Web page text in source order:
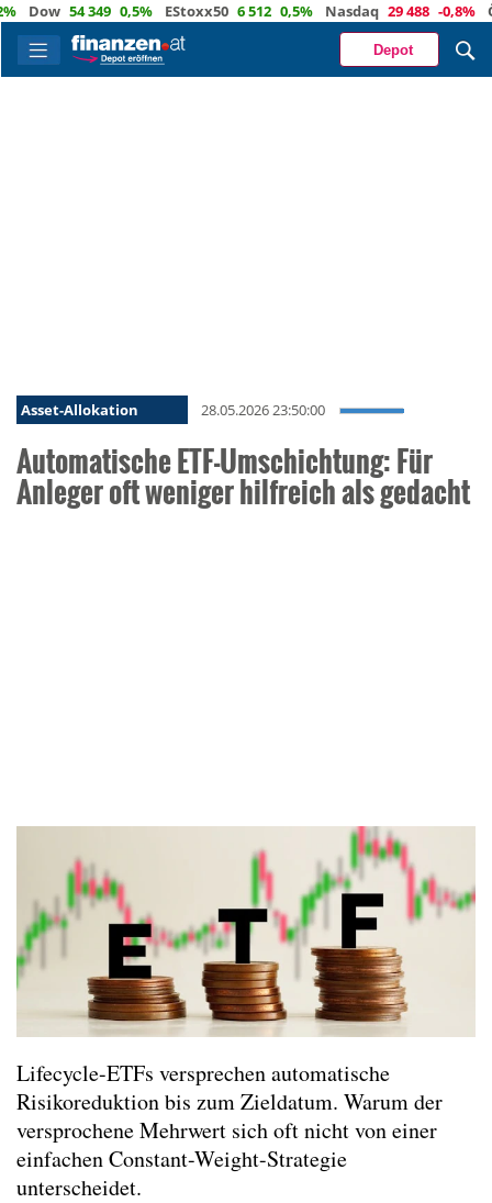
54 349 0,5% EStoxx50 6 512 0,5% Nasdaq 29 488 -0,8% Öl 80,2
Depot
Asset-Allokation 28.05.2026 23:50:00
Automatische ETF-Umschichtung: Für
Anleger oft weniger hilfreich als gedacht
Lifecycle-ETFs versprechen automatische
Risikoreduktion bis zum Zieldatum. Warum der
versprochene Mehrwert sich oft nicht von einer
einfachen Constant-Weight-Strategie
unterscheidet.